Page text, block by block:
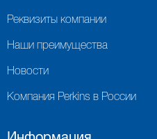
Реквизиты компании
Наши преимущества
Новости
Компания Perkins в России